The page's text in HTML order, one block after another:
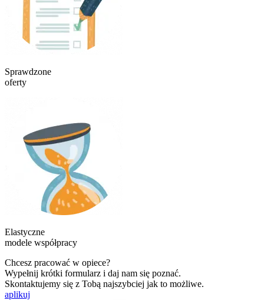
Sprawdzone
oferty
Elastyczne
modele współpracy
Chcesz pracować w opiece?
Wypełnij krótki formularz i daj nam się poznać.
Skontaktujemy się z Tobą najszybciej jak to możliwe.
aplikuj